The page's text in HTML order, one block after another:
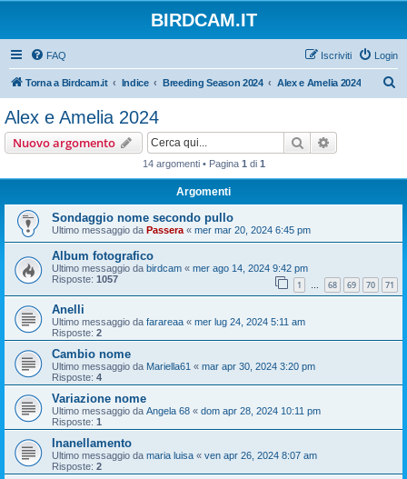
BIRDCAM.IT
FAQ Login
Iscriviti
Torna a Birdcam.it Indice Breeding Season 2024 Alex e Amelia 2024
Alex e Amelia 2024
Nuovo argomento Cerca
14 argomenti • Pagina 1 di 1
Argomenti
Sondaggio nome secondo pullo
Ultimo messaggio da Passera « mer mar 20, 2024 6:45 pm
Album fotografico
Ultimo messaggio da birdcam « mer ago 14, 2024 9:42 pm
Risposte: 1057 1 … 68 69 70 71
Anelli
Ultimo messaggio da farareaa « mer lug 24, 2024 5:11 am
Risposte: 2
Cambio nome
Ultimo messaggio da Mariella61 « mar apr 30, 2024 3:20 pm
Risposte: 4
Variazione nome
Ultimo messaggio da Angela 68 « dom apr 28, 2024 10:11 pm
Risposte: 1
Inanellamento
Ultimo messaggio da maria luisa « ven apr 26, 2024 8:07 am
Risposte: 2